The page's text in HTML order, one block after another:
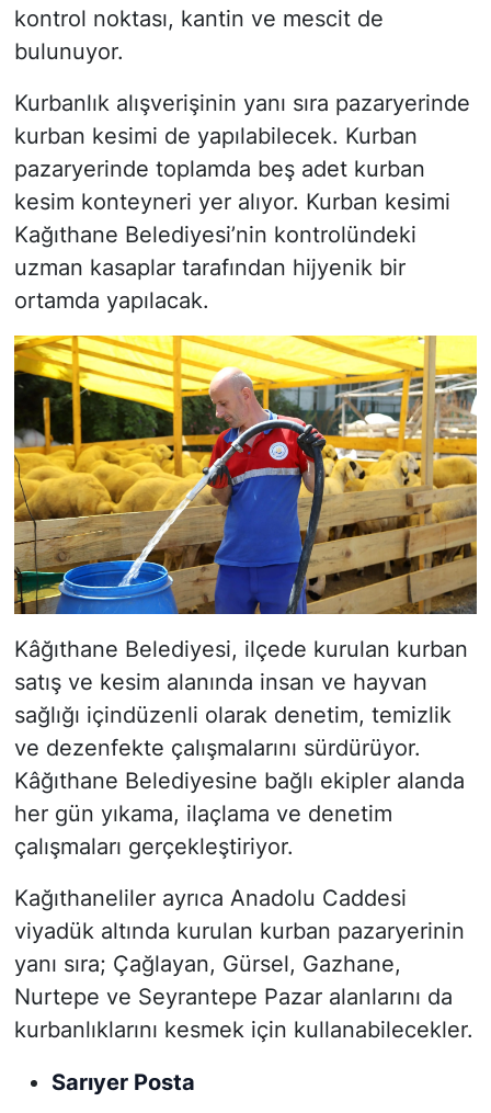
kontrol noktası, kantin ve mescit de
bulunuyor.
Kurbanlık alışverişinin yanı sıra pazaryerinde
kurban kesimi de yapılabilecek. Kurban
pazaryerinde toplamda beş adet kurban
kesim konteyneri yer alıyor. Kurban kesimi
Kağıthane Belediyesi’nin kontrolündeki
uzman kasaplar tarafından hijyenik bir
ortamda yapılacak.
Kâğıthane Belediyesi, ilçede kurulan kurban
satış ve kesim alanında insan ve hayvan
sağlığı içindüzenli olarak denetim, temizlik
ve dezenfekte çalışmalarını sürdürüyor.
Kâğıthane Belediyesine bağlı ekipler alanda
her gün yıkama, ilaçlama ve denetim
çalışmaları gerçekleştiriyor.
Kağıthaneliler ayrıca Anadolu Caddesi
viyadük altında kurulan kurban pazaryerinin
yanı sıra; Çağlayan, Gürsel, Gazhane,
Nurtepe ve Seyrantepe Pazar alanlarını da
kurbanlıklarını kesmek için kullanabilecekler.
Sarıyer Posta
YAŞAM